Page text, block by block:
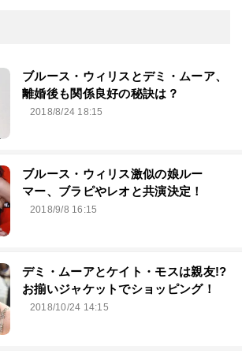
ブルース・ウィリスとデミ・ムーア、
離婚後も関係良好の秘訣は？
2018/8/24 18:15
ブルース・ウィリス激似の娘ルー
マー、ブラピやレオと共演決定！
2018/9/8 16:15
デミ・ムーアとケイト・モスは親友!?
お揃いジャケットでショッピング！
2018/10/24 14:15